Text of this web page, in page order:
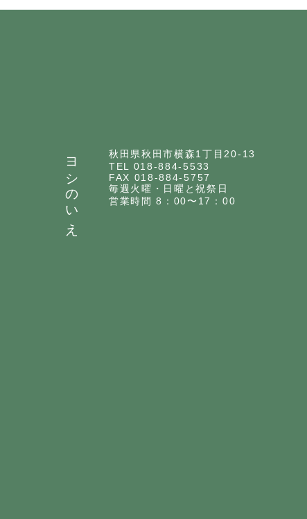
ヨシのいえ
秋田県秋田市横森1丁目20-13
TEL 018-884-5533
FAX 018-884-5757
毎週火曜・日曜と祝祭日
営業時間 8：00〜17：00